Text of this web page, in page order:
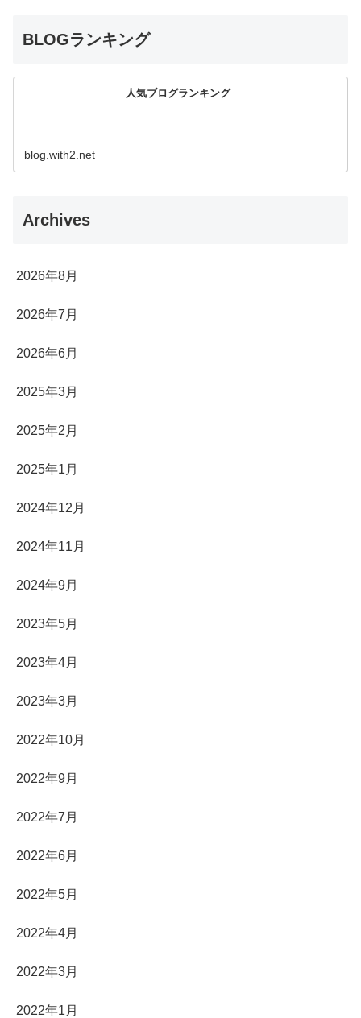
BLOGランキング
人気ブログランキング
blog.with2.net
Archives
2026年8月
2026年7月
2026年6月
2025年3月
2025年2月
2025年1月
2024年12月
2024年11月
2024年9月
2023年5月
2023年4月
2023年3月
2022年10月
2022年9月
2022年7月
2022年6月
2022年5月
2022年4月
2022年3月
2022年1月